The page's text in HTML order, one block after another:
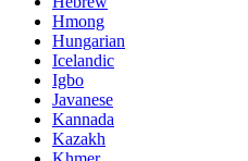
Hmong
Hungarian
Icelandic
Igbo
Javanese
Kannada
Kazakh